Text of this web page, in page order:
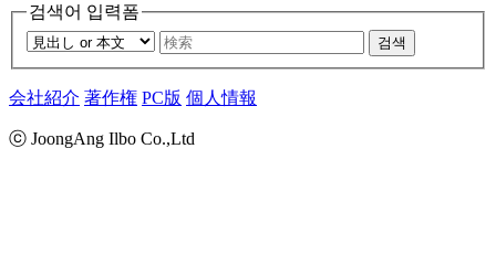
검색어 입력폼
검색
会社紹介 著作権 PC版 個人情報
ⓒ JoongAng Ilbo Co.,Ltd